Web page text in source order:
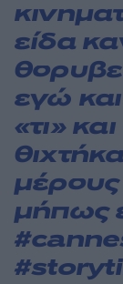
είδα
εγώ
«τι»
μήπως